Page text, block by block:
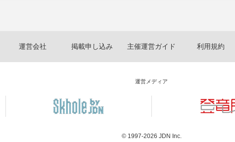
運営会社 掲載申し込み 主催運営ガイド 利用規約
運営メディア
© 1997-2026 JDN Inc.